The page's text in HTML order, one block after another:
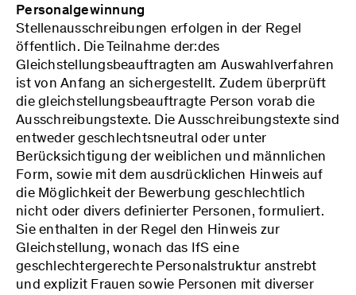
Personalgewinnung
Stellenausschreibungen erfolgen in der Regel
öffentlich. Die Teilnahme der:des
Gleichstellungsbeauftragten am Auswahlverfahren
ist von Anfang an sichergestellt. Zudem überprüft
die gleichstellungsbeauftragte Person vorab die
Ausschreibungstexte. Die Ausschreibungstexte sind
entweder geschlechtsneutral oder unter
Berücksichtigung der weiblichen und männlichen
Form, sowie mit dem ausdrücklichen Hinweis auf
die Möglichkeit der Bewerbung geschlechtlich
nicht oder divers definierter Personen, formuliert.
Sie enthalten in der Regel den Hinweis zur
Gleichstellung, wonach das IfS eine
geschlechtergerechte Personalstruktur anstrebt
und explizit Frauen sowie Personen mit diverser